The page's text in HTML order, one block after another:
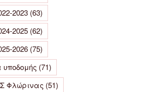
2023 (63)
2025 (62)
2026 (75)
(71)
Φλώρινας (51)